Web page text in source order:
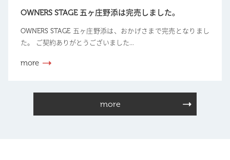
OWNERS STAGE 五ヶ庄野添は完売しました。
OWNERS STAGE 五ヶ庄野添は、おかげさまで完売となりまし
た。 ご契約ありがとうございました...
more
more